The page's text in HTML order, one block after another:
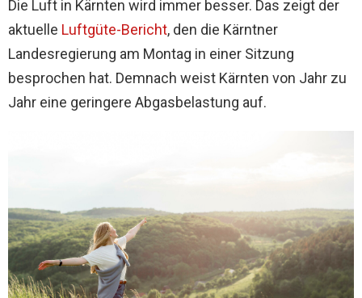
Die Luft in Kärnten wird immer besser. Das zeigt der
aktuelle Luftgüte-Bericht, den die Kärntner
Landesregierung am Montag in einer Sitzung
besprochen hat. Demnach weist Kärnten von Jahr zu
Jahr eine geringere Abgasbelastung auf.